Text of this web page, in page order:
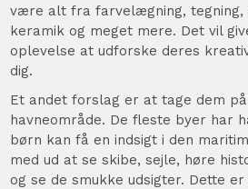
være alt fra farvelægning, tegning,
keramik og meget mere. Det vil
oplevelse at udforske deres
dig.
Et andet forslag er at tage dem
havneområde. De fleste byer har
børn kan få en indsigt i den
med ud at se skibe, sejle, høre
og se de smukke udsigter. Dette